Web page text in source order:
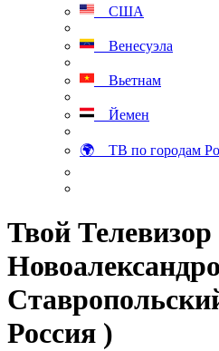
США
Венесуэла
Вьетнам
Йемен
🌍 ТВ по городам
Твой Телевизор
Россия )